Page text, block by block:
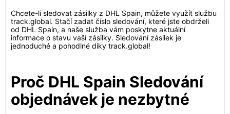
Chcete-li sledovat zásilky z DHL Spain, můžete využít službu
track.global. Stačí zadat číslo sledování, které jste obdrželi
od DHL Spain, a naše služba vám poskytne aktuální
informace o stavu vaší zásilky. Sledování zásilek je
jednoduché a pohodlné díky track.global!
Proč DHL Spain Sledování
objednávek je nezbytné